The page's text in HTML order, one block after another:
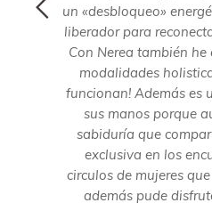
un «desbloqueo»
liberador para
Con Nerea también
modalidades
funcionan! Además es
sus manos porque
sabiduría que
exclusiva en los
circulos de mujeres
además pude